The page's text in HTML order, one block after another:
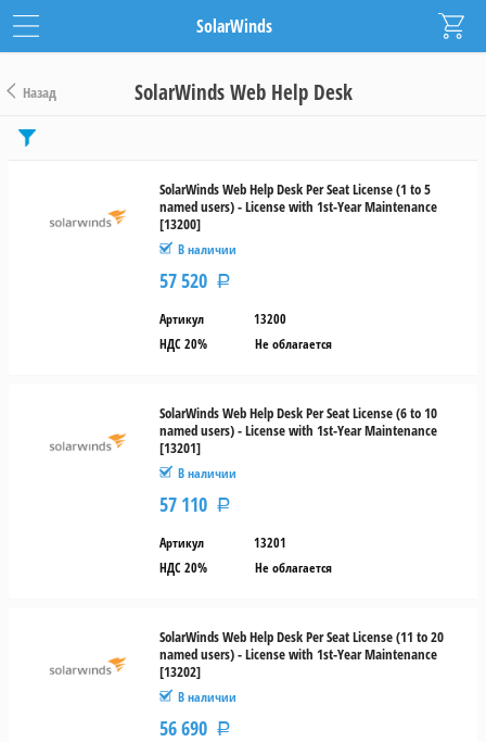
SolarWinds
Назад SolarWinds Web Help Desk
Цена
лицензия
SolarWinds Web Help Desk Per Seat License (1 to 5
named users) - License with 1st-Year Maintenance
[13200]
В наличии
57 520 Р
Артикул
13200
НДС 20%
Не облагается
SolarWinds Web Help Desk Per Seat License (6 to 10
named users) - License with 1st-Year Maintenance
[13201]
В наличии
57 110 Р
Артикул
13201
НДС 20%
Не облагается
SolarWinds Web Help Desk Per Seat License (11 to 20
named users) - License with 1st-Year Maintenance
[13202]
В наличии
56 690 Р